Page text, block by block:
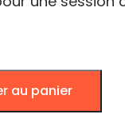
au panier